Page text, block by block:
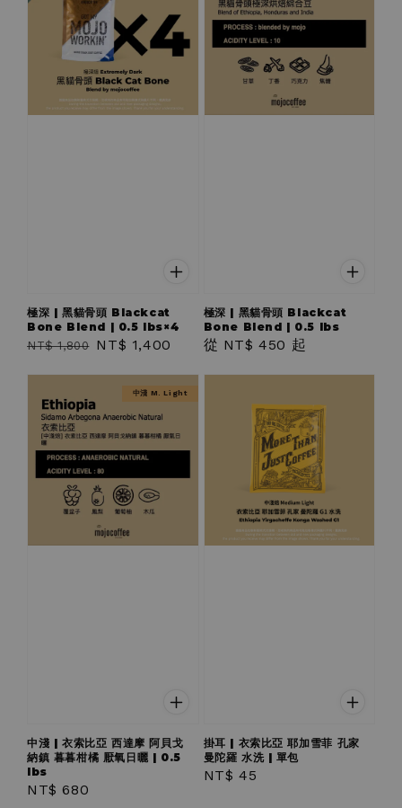
極深 | 黑貓骨頭 Blackcat
Bone Blend | 0.5 lbs×4
Regular
NT$ 1,800 Sale
NT$ 1,400
極深 | 黑貓骨頭 Blackcat
Bone Blend | 0.5 lbs
Regular
從 NT$ 450 起
中淺 M. Light
中淺 | 衣索比亞 西達摩 阿貝戈
納鎮 暮暮柑橘 厭氧日曬 | 0.5
lbs
Regular
NT$ 680
掛耳 | 衣索比亞 耶加雪菲 孔家
曼陀羅 水洗 | 單包
Regular
NT$ 45